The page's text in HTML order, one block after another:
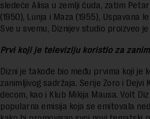
sledeće Alisa u zemlji čuda, zatim
(1950), Lunja i Maza (1955), Uspavana
Sve u svemu, Diznijev studio proizveo
Prvi koji je televiziju koristio za
Dizni je takođe bio među prvima koji je
zanimljivog sadržaja. Serije Zoro i
decom, kao i Klub Mikija Mausa. Volt
popularna emisija koja se emitovala